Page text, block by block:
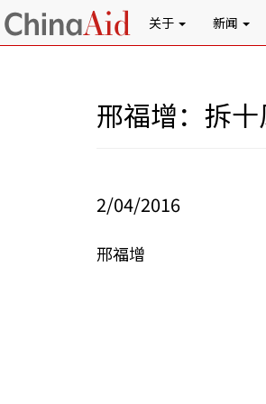
关于 新闻
邢福增：拆
2/04/2016
邢福增